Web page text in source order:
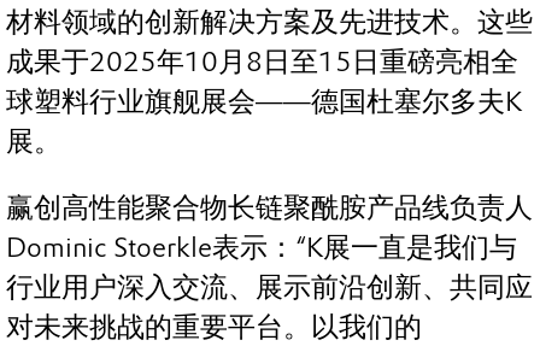
材料领域的创新解决方案及先进技术。这些
成果于2025年10月8日至15日重磅亮相全
球塑料行业旗舰展会——德国杜塞尔多夫K
展。
赢创高性能聚合物长链聚酰胺产品线负责人
Dominic Stoerkle表示：“K展一直是我们与
行业用户深入交流、展示前沿创新、共同应
对未来挑战的重要平台。以我们的